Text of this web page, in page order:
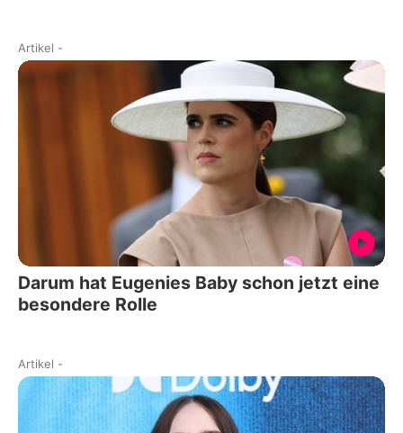
Artikel -
Darum hat Eugenies Baby schon jetzt eine
besondere Rolle
Artikel -